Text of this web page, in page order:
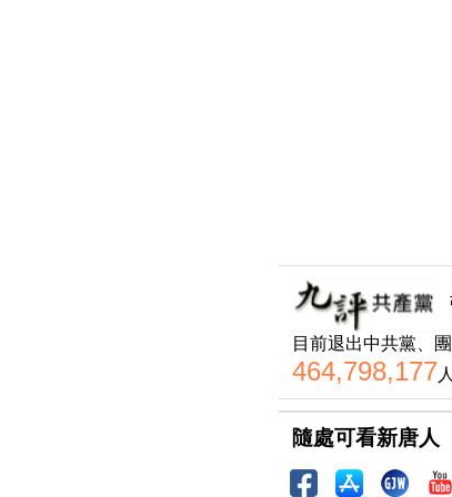
目前退出中共黨、
464,798,177人
隨處可看新唐人